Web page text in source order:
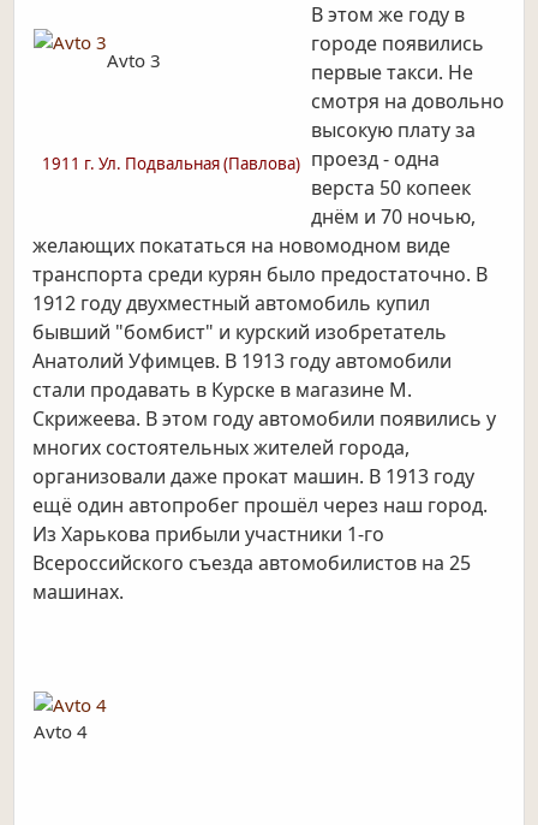
Avto 3
1911 г. Ул. Подвальная (Павлова)
В этом же году в
городе появились
первые такси. Не
смотря на довольно
высокую плату за
проезд - одна
верста 50 копеек
днём и 70 ночью,
желающих покататься на новомодном виде
транспорта среди курян было предостаточно. В
1912 году двухместный автомобиль купил
бывший "бомбист" и курский изобретатель
Анатолий Уфимцев. В 1913 году автомобили
стали продавать в Курске в магазине М.
Скрижеева. В этом году автомобили появились у
многих состоятельных жителей города,
организовали даже прокат машин. В 1913 году
ещё один автопробег прошёл через наш город.
Из Харькова прибыли участники 1-го
Всероссийского съезда автомобилистов на 25
машинах.
Avto 4